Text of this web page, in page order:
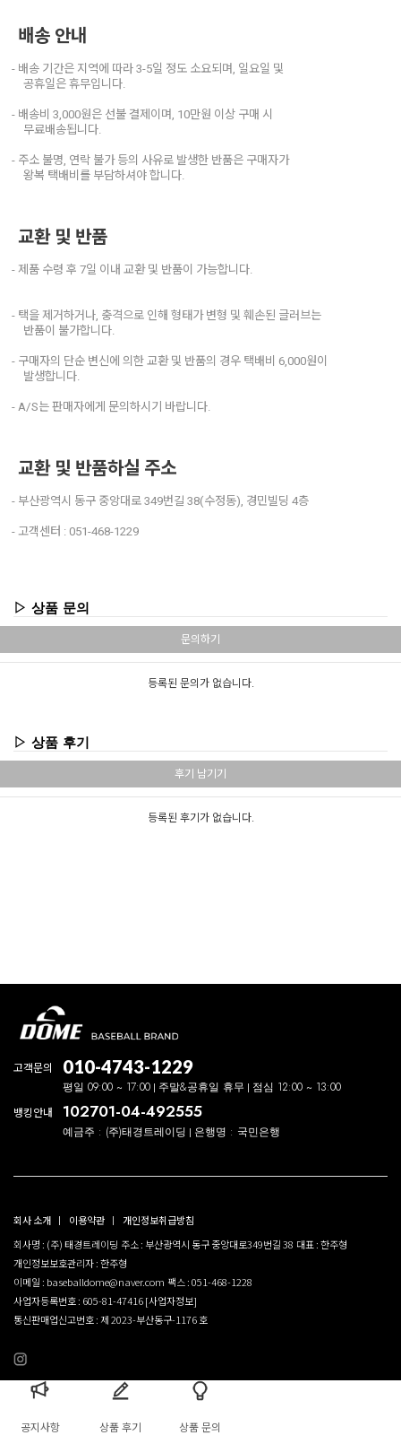
배송 안내
- 배송 기간은 지역에 따라 3-5일 정도 소요되며, 일요일 및
공휴일은 휴무입니다.
- 배송비 3,000원은 선불 결제이며, 10만원 이상 구매 시
무료배송됩니다.
- 주소 불명, 연락 불가 등의 사유로 발생한 반품은 구매자가
왕복 택배비를 부담하셔야 합니다.
교환 및 반품
- 제품 수령 후 7일 이내 교환 및 반품이 가능합니다.
- 택을 제거하거나, 충격으로 인해 형태가 변형 및 훼손된 글러브는
반품이 불가합니다.
- 구매자의 단순 변신에 의한 교환 및 반품의 경우 택배비 6,000원이
발생합니다.
- A/S는 판매자에게 문의하시기 바랍니다.
교환 및 반품하실 주소
- 부산광역시 동구 중앙대로 349번길 38(수정동), 경민빌딩 4층
- 고객센터 : 051-468-1229
▷ 상품 문의
문의하기
등록된 문의가 없습니다.
▷ 상품 후기
후기 남기기
등록된 후기가 없습니다.
고객문의 010-4743-1229
평일 09:00 ~ 17:00 주말&공휴일 휴무 점심 12:00 ~ 13:00
뱅킹안내 102701-04-492555
예금주 : (주)태경트레이딩 은행명 : 국민은행
회사 소개 이용약관
개인정보취급방침
회사명 : (주) 태경트레이딩 주소 : 부산광역시 동구 중앙대로349번길 38 대표 : 한주형
개인정보보호관리자 : 한주형
이메일 : baseballdome@naver.com 팩스 : 051-468-1228
사업자등록번호 : 605-81-47416[사업자정보]
통신판매업신고번호 : 제 2023-부산동구-1176 호
공지사항 상품 후기 상품 문의